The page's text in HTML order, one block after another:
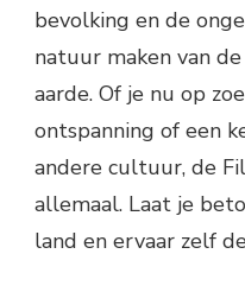
bevolking en de
natuur maken van
aarde. Of je nu op
ontspanning of een
andere cultuur, de
allemaal. Laat je
land en ervaar zelf